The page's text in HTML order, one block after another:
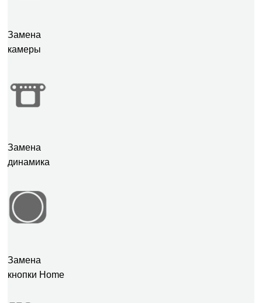
Замена
камеры
Замена
динамика
Замена
кнопки Home